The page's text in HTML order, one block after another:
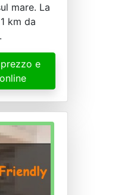
mare. La
km da
e